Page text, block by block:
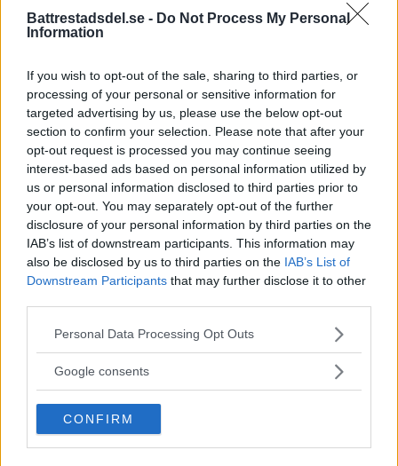
Battrestadsdel.se - Do Not Process My Personal
Information
If you wish to opt-out of the sale, sharing to third parties, or
processing of your personal or sensitive information for
targeted advertising by us, please use the below opt-out
section to confirm your selection. Please note that after your
opt-out request is processed you may continue seeing
interest-based ads based on personal information utilized by
us or personal information disclosed to third parties prior to
your opt-out. You may separately opt-out of the further
disclosure of your personal information by third parties on the
IAB’s list of downstream participants. This information may
also be disclosed by us to third parties on the IAB’s List of
Downstream Participants that may further disclose it to other
Please note that this website/app uses one or more Google
not limited to your visit or usage behaviour. You may click to
use your data for below specified purposes in below Google
consent section.
Personal Data Processing Opt Outs
Google consents
CONFIRM
män till sjukhus
På lördagseftermiddagen skadades två
personer i Sätra med […]
Publicerad 16:30, 1 augusti 2026
Debatt: C: Så förvandlar vi
Strandvägen till en grön oas
DEBATT. Strandvägen är i dag en av
Stockholms […]
Publicerad 07:01, 31 juli 2026
Annons:
Man anhållen efter våldsdåd i